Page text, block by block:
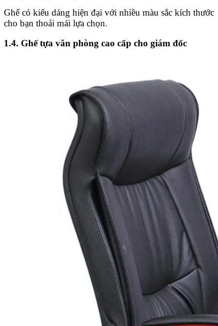
Ghế có kiểu dáng hiện đại với nhiều màu sắc kích thước
cho bạn thoải mái lựa chọn.
1.4. Ghế tựa văn phòng cao cấp cho giám đốc